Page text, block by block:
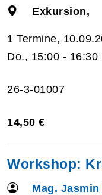
Exkursion,
1 Termine,
Do., 15:00 - 16:30
26-3-01007
14,50 €
Workshop:
Mag.